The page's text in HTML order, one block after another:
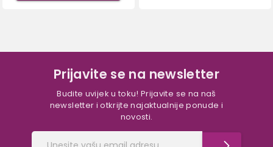
Prijavite se na newsletter
Budite uvijek u toku! Prijavite se na naš
newsletter i otkrijte najaktualnije ponude i
novosti.